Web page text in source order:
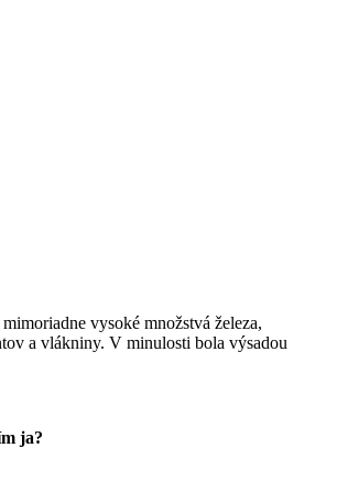
vysoké množstvá železa,
a vlákniny. V minulosti bola výsadou
ja?